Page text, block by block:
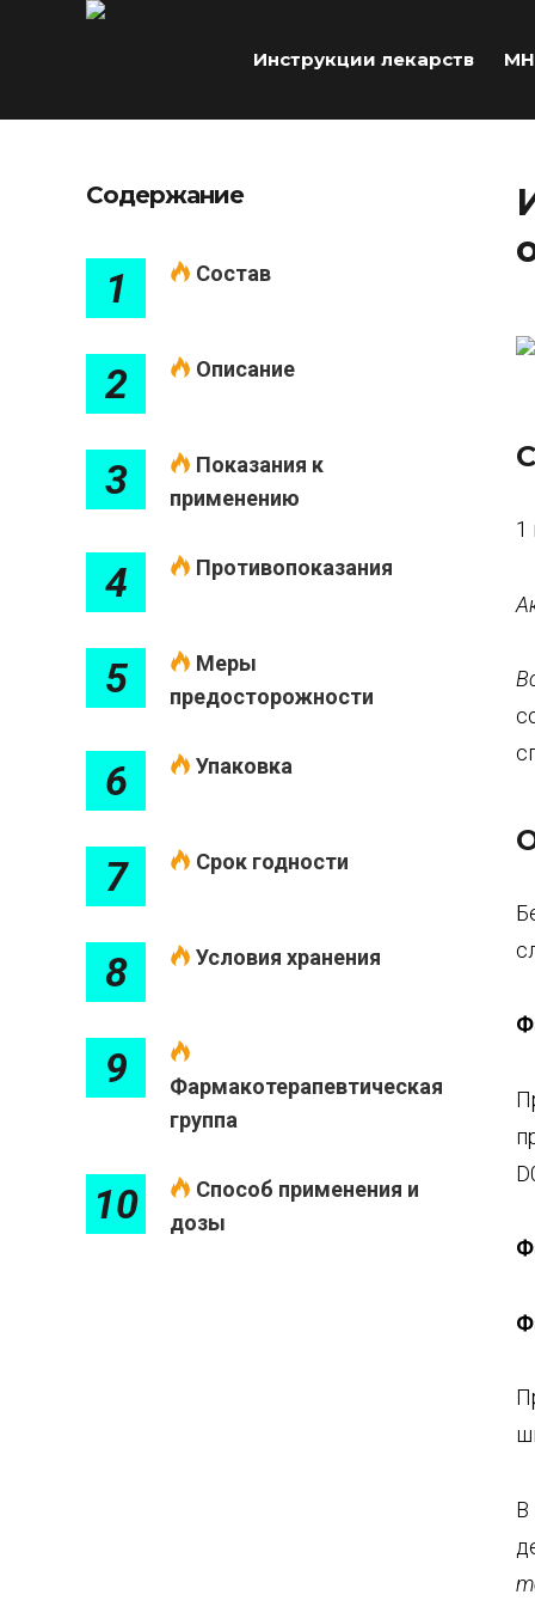
Инструкции лекарств
1
В
Содержание
1 Состав
2 Описание
3
Показания к
применению
4 Противопоказания
5
Меры
предосторожности
6 Упаковка
7 Срок годности
8 Условия хранения
9
Фармакотерапевтическая
группа
10
Способ применения и
дозы